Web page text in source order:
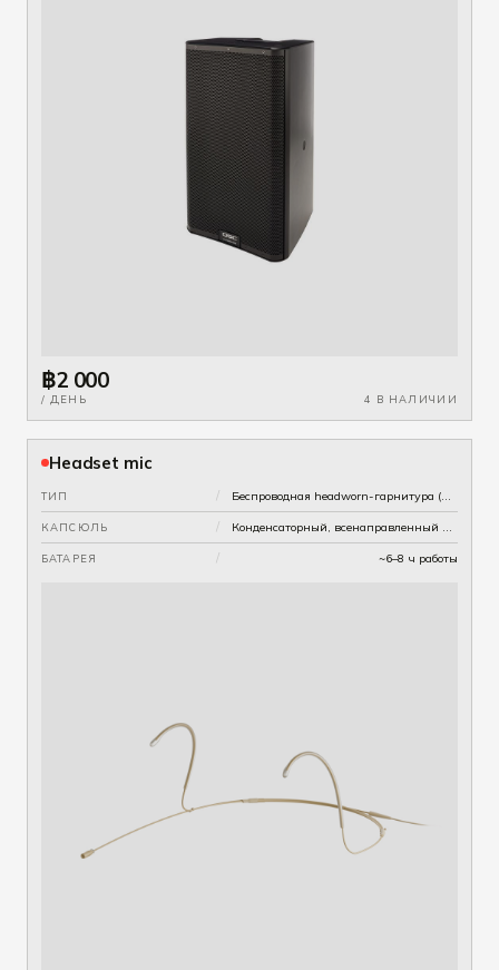
฿2 000
/ ДЕНЬ 4 В НАЛИЧИИ
Headset mic
ТИП / Беспроводная headworn-гарнитура (UHF), бодипак-передатчик
КАПСЮЛЬ / Конденсаторный, всенаправленный — бежевый или чёрный
БАТАРЕЯ / ~6–8 ч работы